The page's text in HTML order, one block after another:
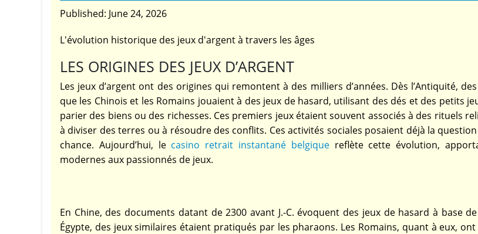
Published: June 24, 2026
L'évolution historique des jeux d'argent à travers les âges
LES ORIGINES DES JEUX D’ARGENT
Les jeux d’argent ont des origines qui remontent à des milliers d’années. Dès l’Antiquité,
que les Chinois et les Romains jouaient à des jeux de hasard, utilisant des dés et des petits
parier des biens ou des richesses. Ces premiers jeux étaient souvent associés à des rituels
à diviser des terres ou à résoudre des conflits. Ces activités sociales posaient déjà la
chance. Aujourd’hui, le casino retrait instantané belgiquereflète cette évolution,
modernes aux passionnés de jeux.
En Chine, des documents datant de 2300 avant J.-C. évoquent des jeux de hasard à base
Égypte, des jeux similaires étaient pratiqués par les pharaons. Les Romains, quant à eux,